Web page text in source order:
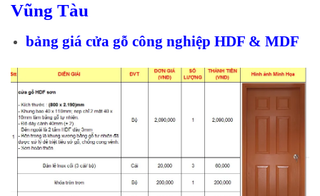
Vũng Tàu
bảng giá cửa gỗ công nghiệp HDF & MDF